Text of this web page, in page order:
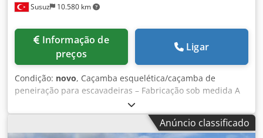
Susuz 10.580 km
preços
Ligar
Condição: novo, Caçamba esquelética/caçamba de
peneiração para escavadeiras – Fabricação sob medida A
Galen Group fabrica caçambas esqueléticas e caçambas
de peneiração de alta resistência para escavadeiras de
todas as marcas e com diferentes pesos operacionais.
Anúncio classificado